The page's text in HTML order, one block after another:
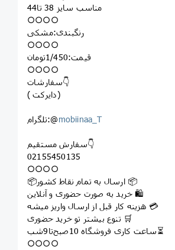
مناسب سایز 38 تا44
○○○○
رنگبندی:مشکی
○○○○
قیمت:1/450تومان
○○○○
سفارشات👇
( دایرکت)
تلگرام:@mobiinaa_T
سفارش مستقیم👇
02155450135
○○○○
📦ارسال به تمام نقاط کشور 📦
خرید به صورت حضوری و آنلاین 🛍
هزینه کار قبل از ارسال واریز میشه 💳
تنوع بیشتر تو خرید حضوری 🛒
ساعت کاری فروشگاه 10صبح‌تا9شب⏳
○○○○